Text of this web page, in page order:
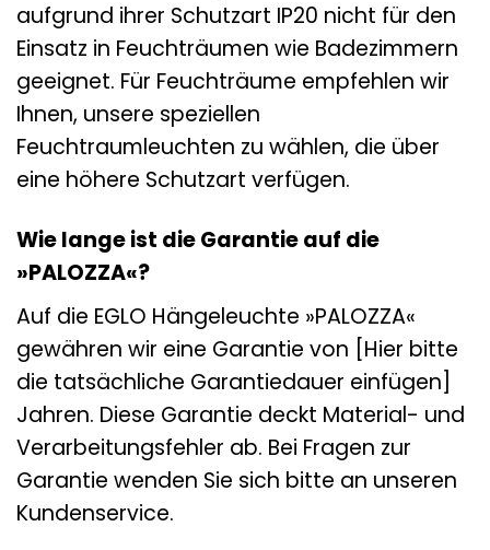
aufgrund ihrer Schutzart IP20 nicht für den
Einsatz in Feuchträumen wie Badezimmern
geeignet. Für Feuchträume empfehlen wir
Ihnen, unsere speziellen
Feuchtraumleuchten zu wählen, die über
eine höhere Schutzart verfügen.
Wie lange ist die Garantie auf die
»PALOZZA«?
Auf die EGLO Hängeleuchte »PALOZZA«
gewähren wir eine Garantie von [Hier bitte
die tatsächliche Garantiedauer einfügen]
Jahren. Diese Garantie deckt Material- und
Verarbeitungsfehler ab. Bei Fragen zur
Garantie wenden Sie sich bitte an unseren
Kundenservice.